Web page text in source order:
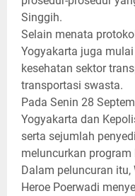
Singgih.
Selain menata
Yogyakarta juga
kesehatan sektor
transportasi swasta.
Pada Senin 28
Yogyakarta dan
serta sejumlah
meluncurkan program
Dalam peluncuran
Heroe Poerwadi